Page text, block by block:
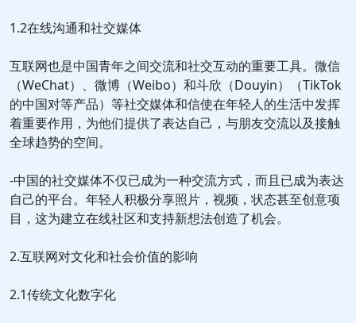
1.2在线沟通和社交媒体
互联网也是中国青年之间交流和社交互动的重要工具。微信
（WeChat）、微博（Weibo）和斗欣（Douyin）（TikTok
的中国对等产品）等社交媒体和信使在年轻人的生活中发挥
着重要作用，为他们提供了表达自己，与朋友交流以及接触
全球趋势的空间。
-中国的社交媒体不仅已成为一种交流方式，而且已成为表达
自己的平台。年轻人积极分享照片，视频，状态甚至创意项
目，这为建立在线社区和支持新想法创造了机会。
2.互联网对文化和社会价值的影响
2.1传统文化数字化